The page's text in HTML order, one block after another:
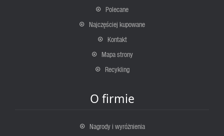
Polecane
Najczęściej kupowane
Kontakt
Mapa strony
Recykling
O firmie
Nagrody i wyróżnienia